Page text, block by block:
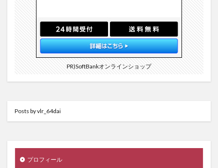
PR)SoftBankオンラインショップ
Posts by vlr_64dai
プロフィール